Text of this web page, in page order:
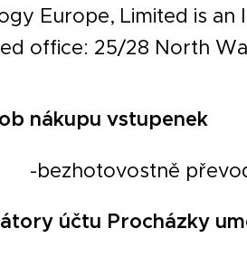
Europe, Limited is
office: 25/28 North
nákupu vstupenek
-bezhotovostně
účtu Procházky